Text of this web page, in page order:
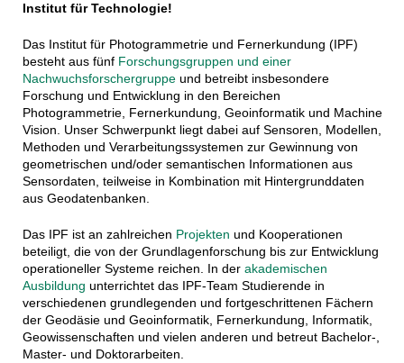
Institut für Technologie!
Das Institut für Photogrammetrie und Fernerkundung (IPF)
besteht aus fünf Forschungsgruppen und einer
Nachwuchsforschergruppeund betreibt insbesondere
Forschung und Entwicklung in den Bereichen
Photogrammetrie, Fernerkundung, Geoinformatik und Machine
Vision. Unser Schwerpunkt liegt dabei auf Sensoren, Modellen,
Methoden und Verarbeitungssystemen zur Gewinnung von
geometrischen und/oder semantischen Informationen aus
Sensordaten, teilweise in Kombination mit Hintergrunddaten
aus Geodatenbanken.
Das IPF ist an zahlreichen Projekten und Kooperationen
beteiligt, die von der Grundlagenforschung bis zur Entwicklung
operationeller Systeme reichen. In der akademischen
Ausbildung unterrichtet das IPF-Team Studierende in
verschiedenen grundlegenden und fortgeschrittenen Fächern
der Geodäsie und Geoinformatik, Fernerkundung, Informatik,
Geowissenschaften und vielen anderen und betreut Bachelor-,
Master- und Doktorarbeiten.